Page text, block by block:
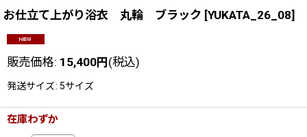
お仕立て上がり浴衣 丸輪 ブラック [YUKATA_26_08]
販売価格: 15,400円(税込)
発送サイズ: 5サイズ
在庫わずか